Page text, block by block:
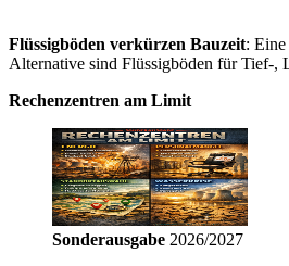
Flüssigböden verkürzen Bauzeit: Eine
Alternative sind Flüssigböden für Tief-,
Rechenzentren am Limit
Sonderausgabe 2026/2027